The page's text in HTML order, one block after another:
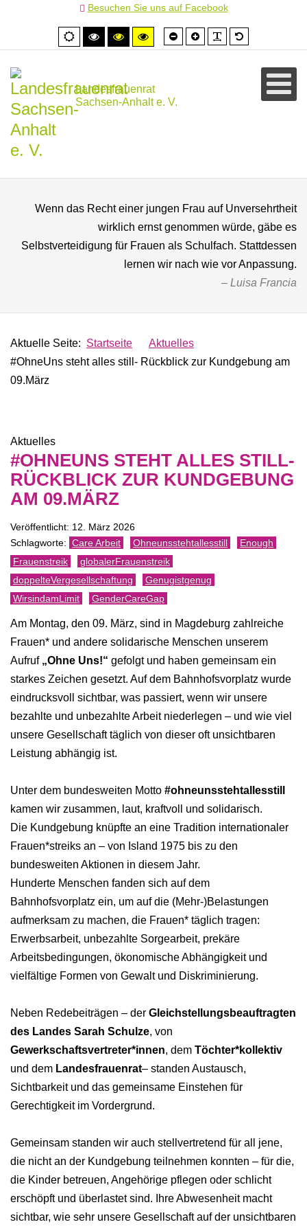
Besuchen Sie uns auf Facebook
Normale
Ansicht
Hoher
Kontrast
Hoher
Kontrast
Hoher
Kontrast
Schrift
kleiner
Schrift
größer
Landesfrauenrat
Sachsen-Anhalt e. V.
Wenn das Recht einer jungen Frau auf Unversehrtheit
wirklich ernst genommen würde, gäbe es
Selbstverteidigung für Frauen als Schulfach. Stattdessen
lernen wir nach wie vor Anpassung.
Luisa Francia
Aktuelle Seite: Startseite
Aktuelles
#OhneUns steht alles still- Rückblick zur Kundgebung am
09.März
Aktuelles
#OHNEUNS STEHT ALLES STILL-
RÜCKBLICK ZUR KUNDGEBUNG
AM 09.MÄRZ
Veröffentlicht: 12. März 2026
Care Arbeit Ohneunsstehtallesstill
Enough
Frauenstreik
globalerFrauenstreik
doppelteVergesellschaftung
Genugistgenug
WirsindamLimit
GenderCareGap
Am Montag, den 09. März, sind in Magdeburg zahlreiche
Frauen* und andere solidarische Menschen unserem
Aufruf „Ohne Uns!“ gefolgt und haben gemeinsam ein
starkes Zeichen gesetzt. Auf dem Bahnhofsvorplatz wurde
eindrucksvoll sichtbar, was passiert, wenn wir unsere
bezahlte und unbezahlte Arbeit niederlegen – und wie viel
unsere Gesellschaft täglich von dieser oft unsichtbaren
Leistung abhängig ist.
Unter dem bundesweiten Motto #ohneunsstehtallesstill
kamen wir zusammen, laut, kraftvoll und solidarisch.
Die Kundgebung knüpfte an eine Tradition internationaler
Frauen*streiks an – von Island 1975 bis zu den
bundesweiten Aktionen in diesem Jahr.
Hunderte Menschen fanden sich auf dem
Bahnhofsvorplatz ein, um auf die (Mehr-)Belastungen
aufmerksam zu machen, die Frauen* täglich tragen:
Erwerbsarbeit, unbezahlte Sorgearbeit, prekäre
Arbeitsbedingungen, ökonomische Abhängigkeit und
vielfältige Formen von Gewalt und Diskriminierung.
Neben Redebeiträgen – der Gleichstellungsbeauftragten
des Landes Sarah Schulze, von
Gewerkschaftsvertreter*innen, dem Töchter*kollektiv
und dem Landesfrauenrat– standen Austausch,
Sichtbarkeit und das gemeinsame Einstehen für
Gerechtigkeit im Vordergrund.
Gemeinsam standen wir auch stellvertretend für all jene,
die nicht an der Kundgebung teilnehmen konnten – für die,
die Kinder betreuen, Angehörige pflegen oder schlicht
erschöpft und überlastet sind. Ihre Abwesenheit macht
sichtbar, wie sehr unsere Gesellschaft auf der unsichtbaren